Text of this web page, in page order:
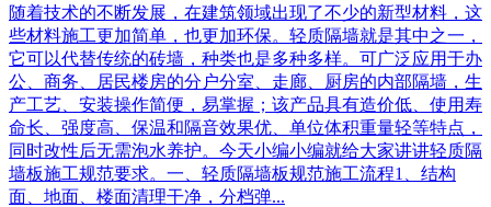
随着技术的不断发展，在建筑领域出现了不少的新型材料，这
些材料施工更加简单，也更加环保。轻质隔墙就是其中之一，
它可以代替传统的砖墙，种类也是多种多样。可广泛应用于办
公、商务、居民楼房的分户分室、走廊、厨房的内部隔墙，生
产工艺、安装操作简便，易掌握；该产品具有造价低、使用寿
命长、强度高、保温和隔音效果优、单位体积重量轻等特点，
同时改性后无需泡水养护。今天小编小编就给大家讲讲轻质隔
墙板施工规范要求。一、轻质隔墙板规范施工流程1、结构
面、地面、楼面清理干净，分档弹...